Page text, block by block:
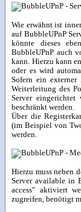
Wie erwähnt ist
auf BubbleUPnP
könnte dieses
BubbleUPnP auch
kann. Hierzu kann
oder es wird
Sofern ein
Weiterleitung des
Server
beschränkt werden.
Über die
(im Beispiel von
werden.
Hierzu muss neben
Server available in
access" aktiviert
zugreifen, benötigt